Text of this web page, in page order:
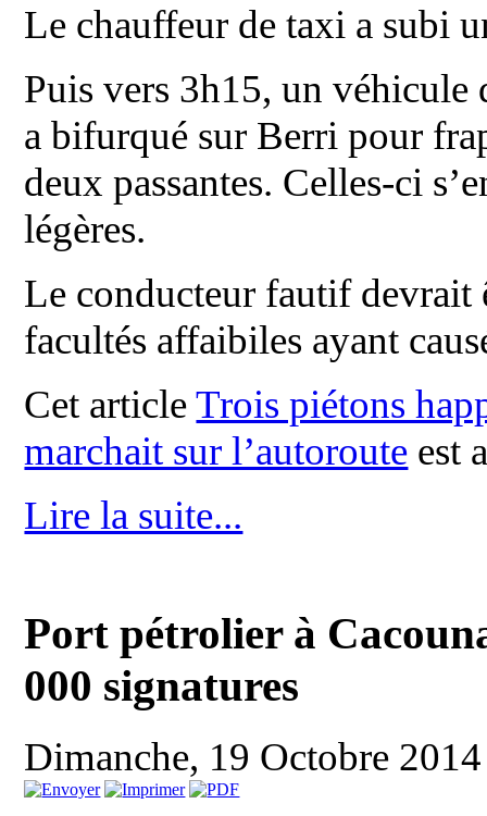
Le chauffeur de taxi a subi
Puis vers 3h15, un
a bifurqué sur Berri pour
deux passantes. Celles-ci
légères.
Le conducteur fautif devrait
facultés affaibiles ayant
Cet articleTrois piétons
marchait sur l’autoroute est
Lire la suite...
Port pétrolier à
000 signatures
Dimanche, 19 Octobre